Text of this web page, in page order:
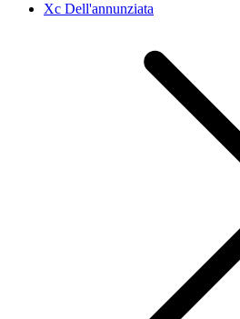
Xc Dell'annunziata